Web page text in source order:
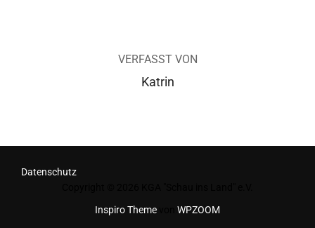
VERFASST VON
Katrin
Datenschutz
Inspiro Theme
WPZOOM